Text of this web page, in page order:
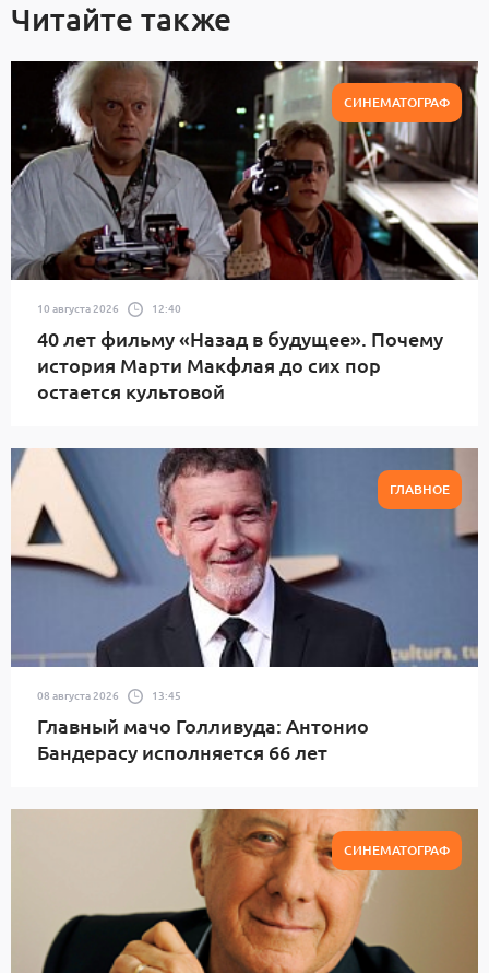
Читайте также
СИНЕМАТОГРАФ
10 августа 2026 12:40
40 лет фильму «Назад в будущее». Почему
история Марти Макфлая до сих пор
остается культовой
ГЛАВНОЕ
08 августа 2026 13:45
Главный мачо Голливуда: Антонио
Бандерасу исполняется 66 лет
СИНЕМАТОГРАФ